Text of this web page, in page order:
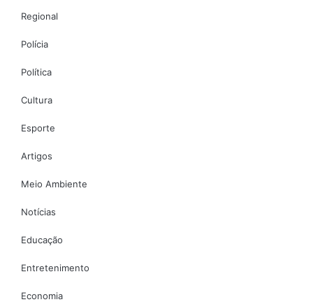
Regional
Polícia
Política
Cultura
Esporte
Artigos
Meio Ambiente
Notícias
Educação
Entretenimento
Economia